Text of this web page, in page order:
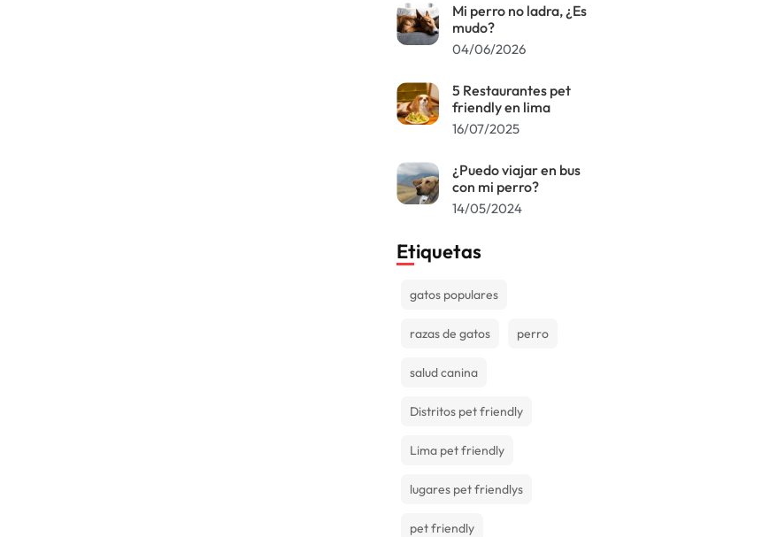
Mi perro no ladra, ¿Es
mudo?
04/06/2026
5 Restaurantes pet
friendly en lima
16/07/2025
¿Puedo viajar en bus
con mi perro?
14/05/2024
Etiquetas
gatos populares
razas de gatos perro
salud canina
Distritos pet friendly
Lima pet friendly
lugares pet friendlys
pet friendly